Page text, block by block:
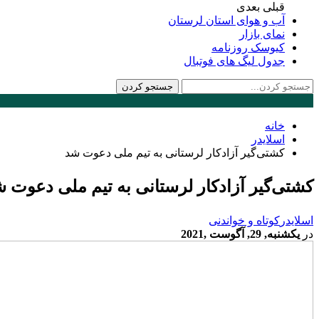
قبلی بعدی
آب و هوای استان لرستان
نمای بازار
کیوسک روزنامه
جدول لیگ های فوتبال
خانه
اسلایدر
کشتی‌گیر آزادکار لرستانی به تیم ملی دعوت شد
کشتی‌گیر آزادکار لرستانی به تیم ملی دعوت
اسلایدر کوتاه و خواندنی
در یکشنبه, 29, آگوست ,2021